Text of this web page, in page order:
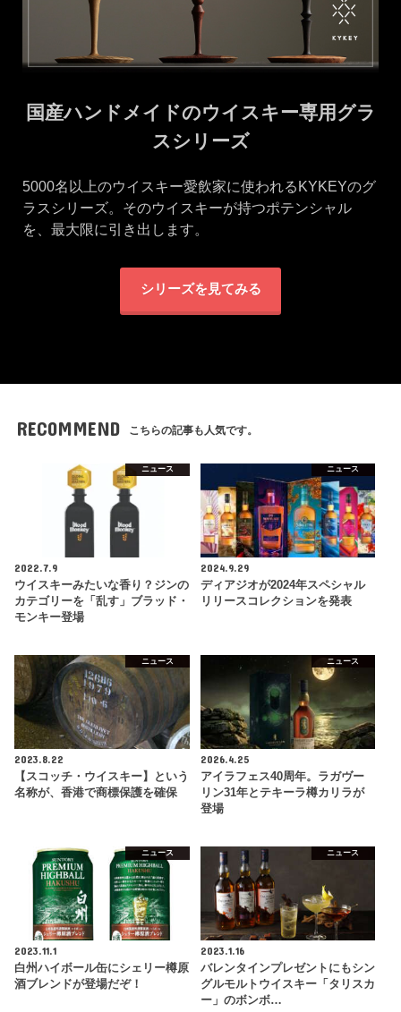
国産ハンドメイドのウイスキー専用グラ
スシリーズ
5000名以上のウイスキー愛飲家に使われるKYKEYのグ
ラスシリーズ。そのウイスキーが持つポテンシャル
を、最大限に引き出します。
シリーズを見てみる
RECOMMEND こちらの記事も人気です。
ニュース
2022.7.9
ウイスキーみたいな香り？ジンの
カテゴリーを「乱す」ブラッド・
モンキー登場
ニュース
2024.9.29
ディアジオが2024年スペシャル
リリースコレクションを発表
ニュース
2023.8.22
【スコッチ・ウイスキー】という
名称が、香港で商標保護を確保
ニュース
2026.4.25
アイラフェス40周年。ラガヴー
リン31年とテキーラ樽カリラが
登場
ニュース
2023.11.1
白州ハイボール缶にシェリー樽原
酒ブレンドが登場だぞ！
ニュース
2023.1.16
バレンタインプレゼントにもシン
グルモルトウイスキー「タリスカ
ー」のボンボ…